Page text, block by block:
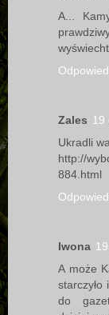
A...
Zales 19
Ukradli
http://
884.html
Iwona
A może
do